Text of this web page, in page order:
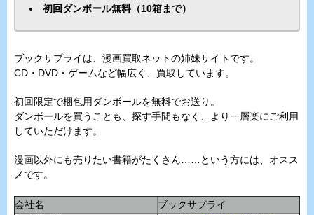
初回ダンボール無料（10箱まで）
ブックサプライは、漫画買取ネットの姉妹サイトです。
CD・DVD・ゲームなど幅広く、買取しています。
初回限定で梱包用ダンボールを無料でお送り。
ダンボールを買うことも、探す手間もなく、より一層楽にご利用
していただけます。
漫画以外にも売りたい書籍がたくさん……という方には、オスス
メです。
会社名
ブックサプライ